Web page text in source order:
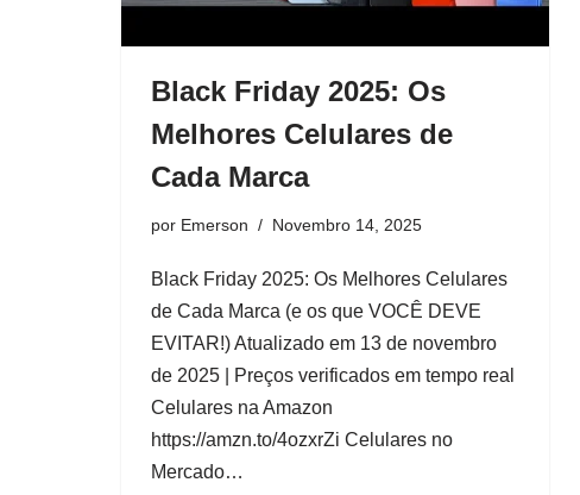
Black Friday 2025: Os
Melhores Celulares de
Cada Marca
por Emerson Novembro 14, 2025
Black Friday 2025: Os Melhores Celulares
de Cada Marca (e os que VOCÊ DEVE
EVITAR!) Atualizado em 13 de novembro
de 2025 | Preços verificados em tempo real
Celulares na Amazon
https://amzn.to/4ozxrZi Celulares no
Mercado…